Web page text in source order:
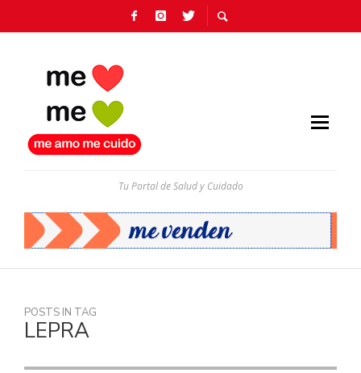
Tu Portal de Salud y Cuidado
POSTS IN TAG
LEPRA